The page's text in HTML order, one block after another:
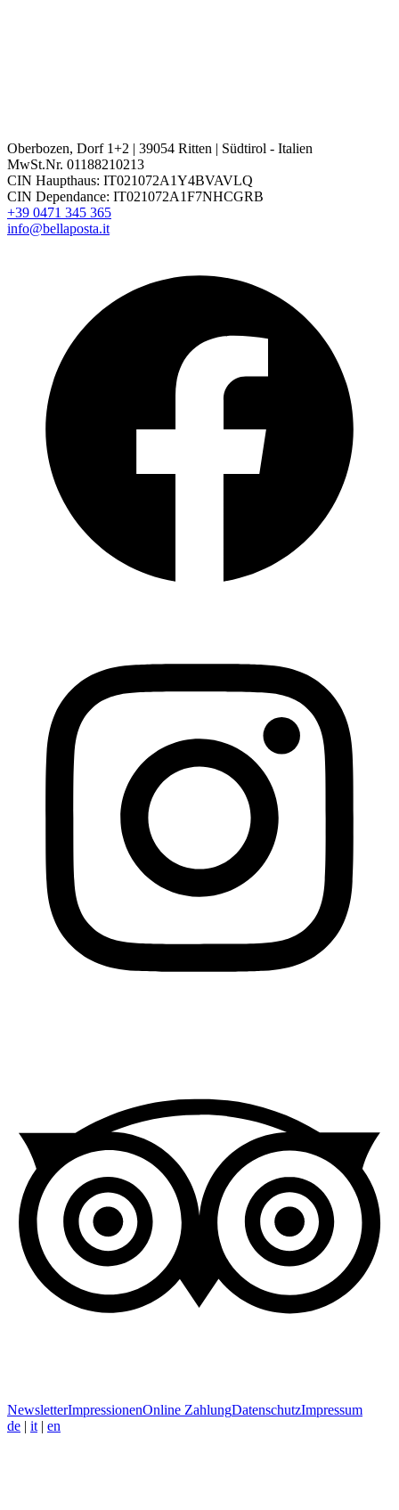
Oberbozen, Dorf 1+2 | 39054 Ritten | Südtirol - Italien
MwSt.Nr. 01188210213
CIN Haupthaus: IT021072A1Y4BVAVLQ
CIN Dependance: IT021072A1F7NHCGRB
+39 0471 345 365
info@bellaposta.it
NewsletterImpressionenOnline ZahlungDatenschutzImpressum
de | it | en